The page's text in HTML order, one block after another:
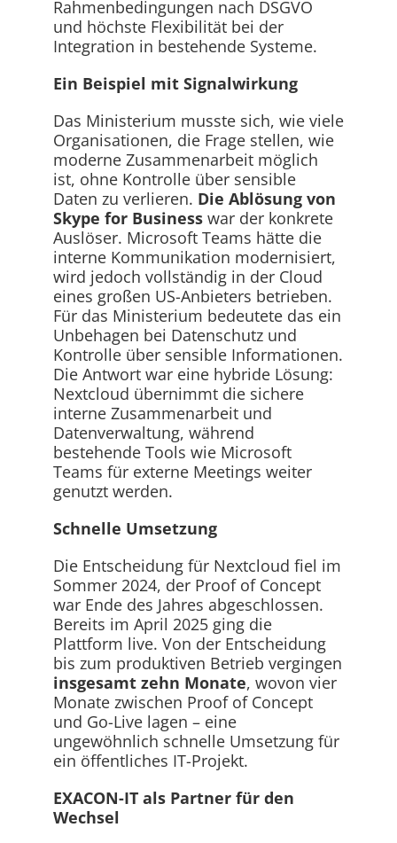
Rahmenbedingungen nach DSGVO
und höchste Flexibilität bei der
Integration in bestehende Systeme.
Ein Beispiel mit Signalwirkung
Das Ministerium musste sich, wie viele
Organisationen, die Frage stellen, wie
moderne Zusammenarbeit möglich
ist, ohne Kontrolle über sensible
Daten zu verlieren. Die Ablösung von
Skype for Businesswar der konkrete
Auslöser. Microsoft Teams hätte die
interne Kommunikation modernisiert,
wird jedoch vollständig in der Cloud
eines großen US-Anbieters betrieben.
Für das Ministerium bedeutete das ein
Unbehagen bei Datenschutz und
Kontrolle über sensible Informationen.
Die Antwort war eine hybride Lösung:
Nextcloud übernimmt die sichere
interne Zusammenarbeit und
Datenverwaltung, während
bestehende Tools wie Microsoft
Teams für externe Meetings weiter
genutzt werden.
Schnelle Umsetzung
Die Entscheidung für Nextcloud fiel im
Sommer 2024, der Proof of Concept
war Ende des Jahres abgeschlossen.
Bereits im April 2025 ging die
Plattform live. Von der Entscheidung
bis zum produktiven Betrieb vergingen
insgesamt zehn Monate, wovon vier
Monate zwischen Proof of Concept
und Go-Live lagen – eine
ungewöhnlich schnelle Umsetzung für
ein öffentliches IT-Projekt.
EXACON-IT als Partner für den
Wechsel